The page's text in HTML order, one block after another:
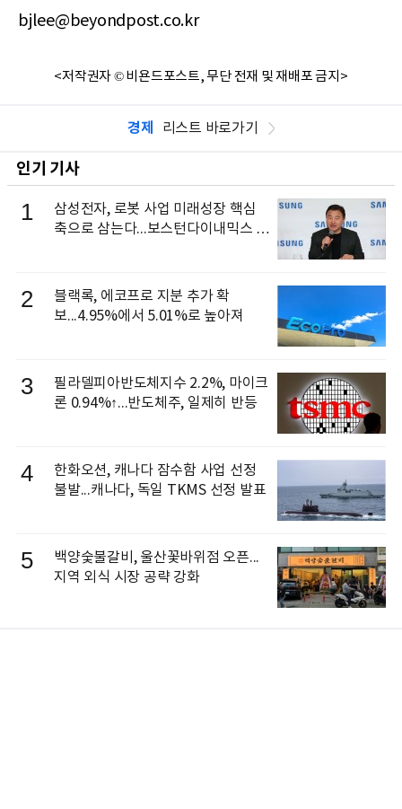
bjlee@beyondpost.co.kr
<저작권자 © 비욘드포스트, 무단 전재 및 재배포 금지>
경제 리스트 바로가기
인기 기사
1
삼성전자, 로봇 사업 미래성장 핵심
축으로 삼는다...보스턴다이내믹스 출
2
블랙록, 에코프로 지분 추가 확
보...4.95%에서 5.01%로 높아져
3
필라델피아반도체지수 2.2%, 마이크
론 0.94%↑...반도체주, 일제히 반등
4
한화오션, 캐나다 잠수함 사업 선정
불발...캐나다, 독일 TKMS 선정 발표
5
백양숯불갈비, 울산꽃바위점 오픈...
지역 외식 시장 공략 강화